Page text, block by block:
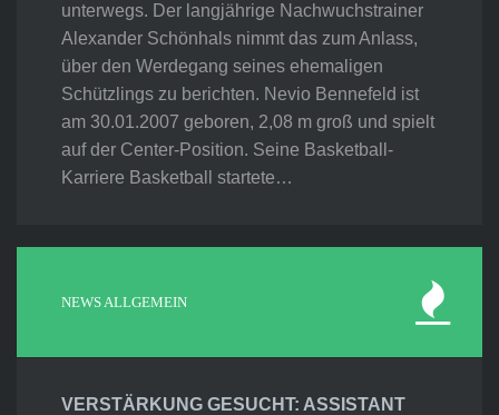
unterwegs. Der langjährige Nachwuchstrainer
Alexander Schönhals nimmt das zum Anlass,
über den Werdegang seines ehemaligen
Schützlings zu berichten. Nevio Bennefeld ist
am 30.01.2007 geboren, 2,08 m groß und spielt
auf der Center-Position. Seine Basketball-
Karriere Basketball startete…
NEWS ALLGEMEIN
VERSTÄRKUNG GESUCHT: ASSISTANT